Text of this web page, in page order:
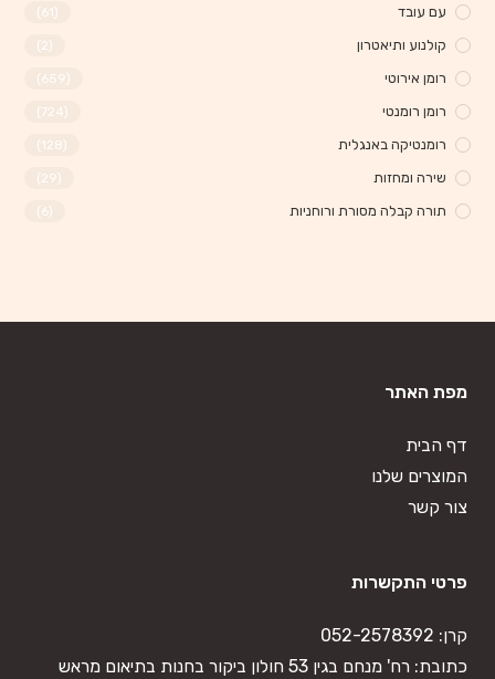
עם עובד (61)
קולנוע ותיאטרון (2)
רומן אירוטי (659)
רומן רומנטי (724)
רומנטיקה באנגלית (128)
שירה ומחזות (29)
תורה קבלה מסורת ורוחניות (6)
מפת האתר
דף הבית
המוצרים שלנו
צור קשר
פרטי התקשרות
קרן: 052-2578392
כתובת: רח' מנחם בגין 53 חולון ביקור בחנות בתיאום מראש